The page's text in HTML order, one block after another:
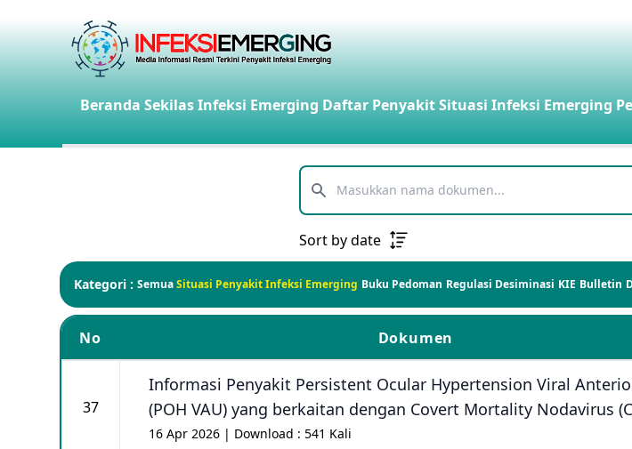
Beranda Sekilas Infeksi Emerging Daftar PenyakitSituasi Infeksi Emerging
Telusuri
Sort by date
Kategori : Semua Situasi Penyakit Infeksi Emerging Buku Pedoman Regulasi Desiminasi KIE Bulletin
No Dokumen
37
Informasi Penyakit Persistent Ocular Hypertension Viral
(POH VAU) yang berkaitan dengan Covert Mortality Nodavirus
16 Apr 2026 | Download : 541 Kali